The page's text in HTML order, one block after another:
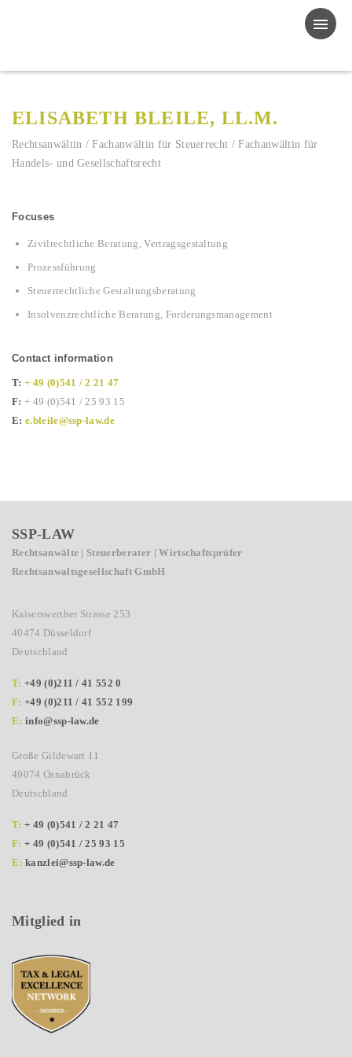
ELISABETH BLEILE, LL.M.
Rechtsanwältin / Fachanwältin für Steuerrecht / Fachanwältin für
Handels- und Gesellschaftsrecht
Focuses
Zivilrechtliche Beratung, Vertragsgestaltung
Prozessführung
Steuerrechtliche Gestaltungsberatung
Insolvenzrechtliche Beratung, Forderungsmanagement
Contact information
T: + 49 (0)541 / 2 21 47
F: + 49 (0)541 / 25 93 15
E: e.bleile@ssp-law.de
SSP-LAW
Rechtsanwälte | Steuerberater | Wirtschaftsprüfer
Rechtsanwaltsgesellschaft GmbH
Kaiserswerther Strasse 253
40474 Düsseldorf
Deutschland
T: +49 (0)211 / 41 552 0
F: +49 (0)211 / 41 552 199
E: info@ssp-law.de
Große Gildewart 11
49074 Osnabrück
Deutschland
T: + 49 (0)541 / 2 21 47
F: + 49 (0)541 / 25 93 15
E: kanzlei@ssp-law.de
Mitglied in